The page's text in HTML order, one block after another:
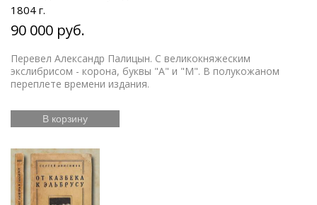
1804 г.
90 000 руб.
Перевел Александр Палицын. С великокняжеским
экслибрисом - корона, буквы "А" и "М". В полукожаном
переплете времени издания.
В корзину